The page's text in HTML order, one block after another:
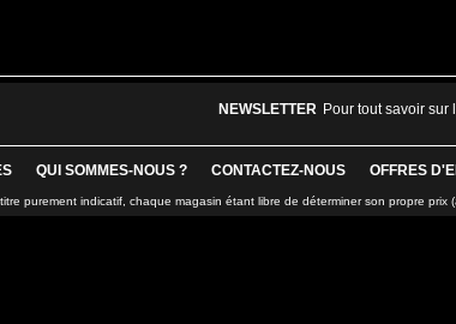
NEWSLETTER Pour tout savoir sur
QUI SOMMES-NOUS ? CONTACTEZ-NOUS OFFRES
purement indicatif, chaque magasin étant libre de déterminer son propre prix